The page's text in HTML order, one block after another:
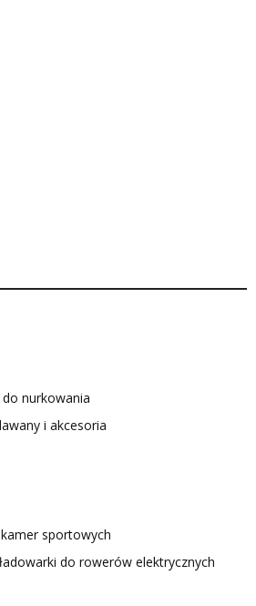
nurkowania
i akcesoria
sportowych
do rowerów elektrycznych